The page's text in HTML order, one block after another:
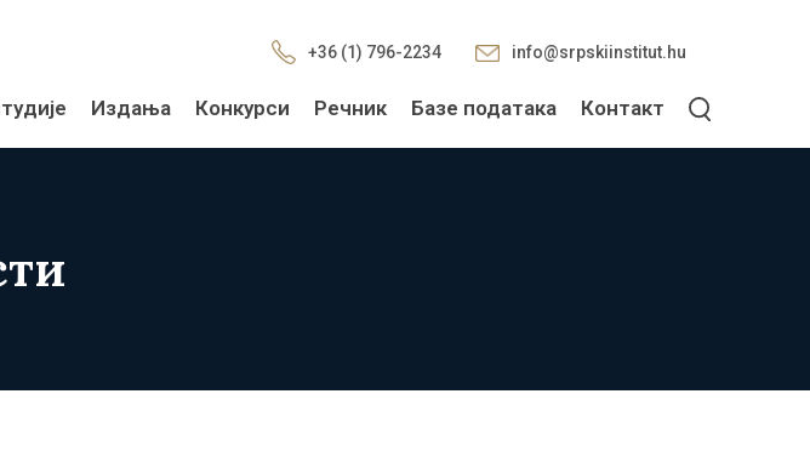
+36 (1) 796-2234 info@srpskiinstitut.hu
Издања Конкурси Речник Базе података Контакт